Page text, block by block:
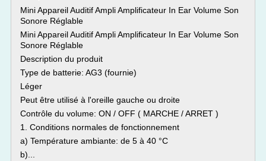
Mini Appareil Auditif Ampli Amplificateur In Ear Volume Son
Sonore Réglable
Mini Appareil Auditif Ampli Amplificateur In Ear Volume Son
Sonore Réglable
Description du produit
Type de batterie: AG3 (fournie)
Léger
Peut être utilisé à l'oreille gauche ou droite
Contrôle du volume: ON / OFF ( MARCHE / ARRET )
1. Conditions normales de fonctionnement
a) Température ambiante: de 5 à 40 °C
b)...